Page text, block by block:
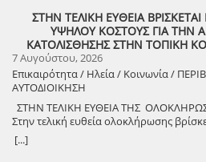
συμμετοχής στο γλέντι: 10 ευρώ ανά
ΣΤΗΝ ΤΕΛΙΚΗ ΕΥΘΕΙΑ
ΥΨΗΛΟΥ ΚΟΣΤΟΥΣ ΓΙΑ ΤΗΝ
ΚΑΤΟΛΙΣΘΗΣΗΣ ΣΤΗΝ ΤΟΠΙΚΗ
7 Αυγούστου, 2026
Επικαιρότητα / Ηλεία / Κοινωνία /
ΑΥΤΟΔΙΟΙΚΗΣΗ
ΣΤΗΝ ΤΕΛΙΚΗ ΕΥΘΕΙΑ ΤΗΣ
Στην τελική ευθεία ολοκλήρωσης
αποκατάστασης της κατολίσθησης στην
προϋπολογισμού 1,25 εκατομμυρίων
[...]